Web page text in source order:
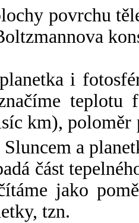
povrchu
i
km),
a
část
jako
tzn.